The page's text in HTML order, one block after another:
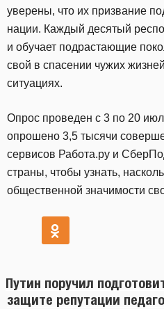
уверены, что их призвание
нации. Каждый десятый
и обучает подрастающие
свой в спасении чужих
ситуациях.
Опрос проведен с 3 по 20
опрошено 3,5 тысячи
сервисов Работа.ру и
страны, чтобы узнать,
общественной значимости
Путин поручил
защите репутации